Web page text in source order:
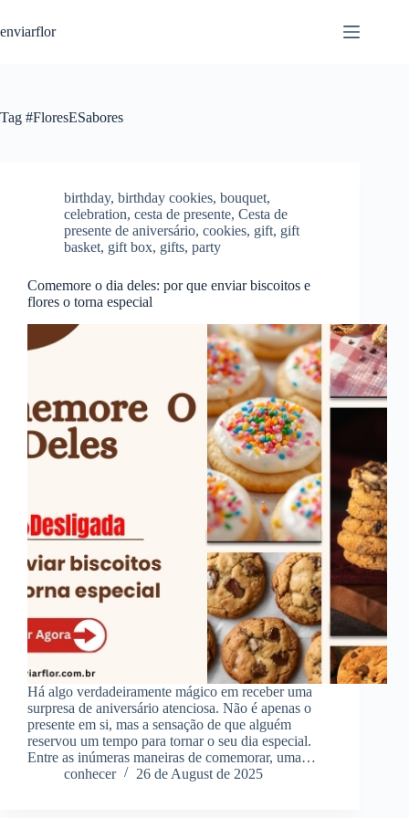
k
c
enviarflor
Tag #FloresESabores
birthday, birthday cookies, bouquet,
celebration, cesta de presente, Cesta de
presente de aniversário, cookies, gift, gift
basket, gift box, gifts, party
Comemore o dia deles: por que enviar biscoitos e
flores o torna especial
Há algo verdadeiramente mágico em receber uma
surpresa de aniversário atenciosa. Não é apenas o
presente em si, mas a sensação de que alguém
reservou um tempo para tornar o seu dia especial.
Entre as inúmeras maneiras de comemorar, uma…
conhecer
26 de August de 2025